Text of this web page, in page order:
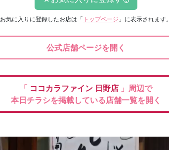
お気に入りに登録したお店は 「 トップページ 」に表示されます。
公式店舗ページを開く
「 ココカラファイン 日野店 」周辺で
本日チラシを掲載している店舗一覧を開く